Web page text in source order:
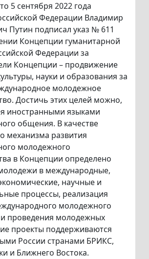
5 сентября 2022 года
Федерации Владимир
Путин подписал указ № 611
Концепции гуманитарной
Федерации за
Концепции – продвижение
науки и образования за
молодежное
Достичь этих целей можно,
иностранными языками
общения. В качестве
механизма развития
молодежного
в Концепции определено
в международные,
научные и
процессы, реализация
молодежного
и проведения молодежных
проекты поддерживаются
России странами БРИКС,
и Ближнего Востока.